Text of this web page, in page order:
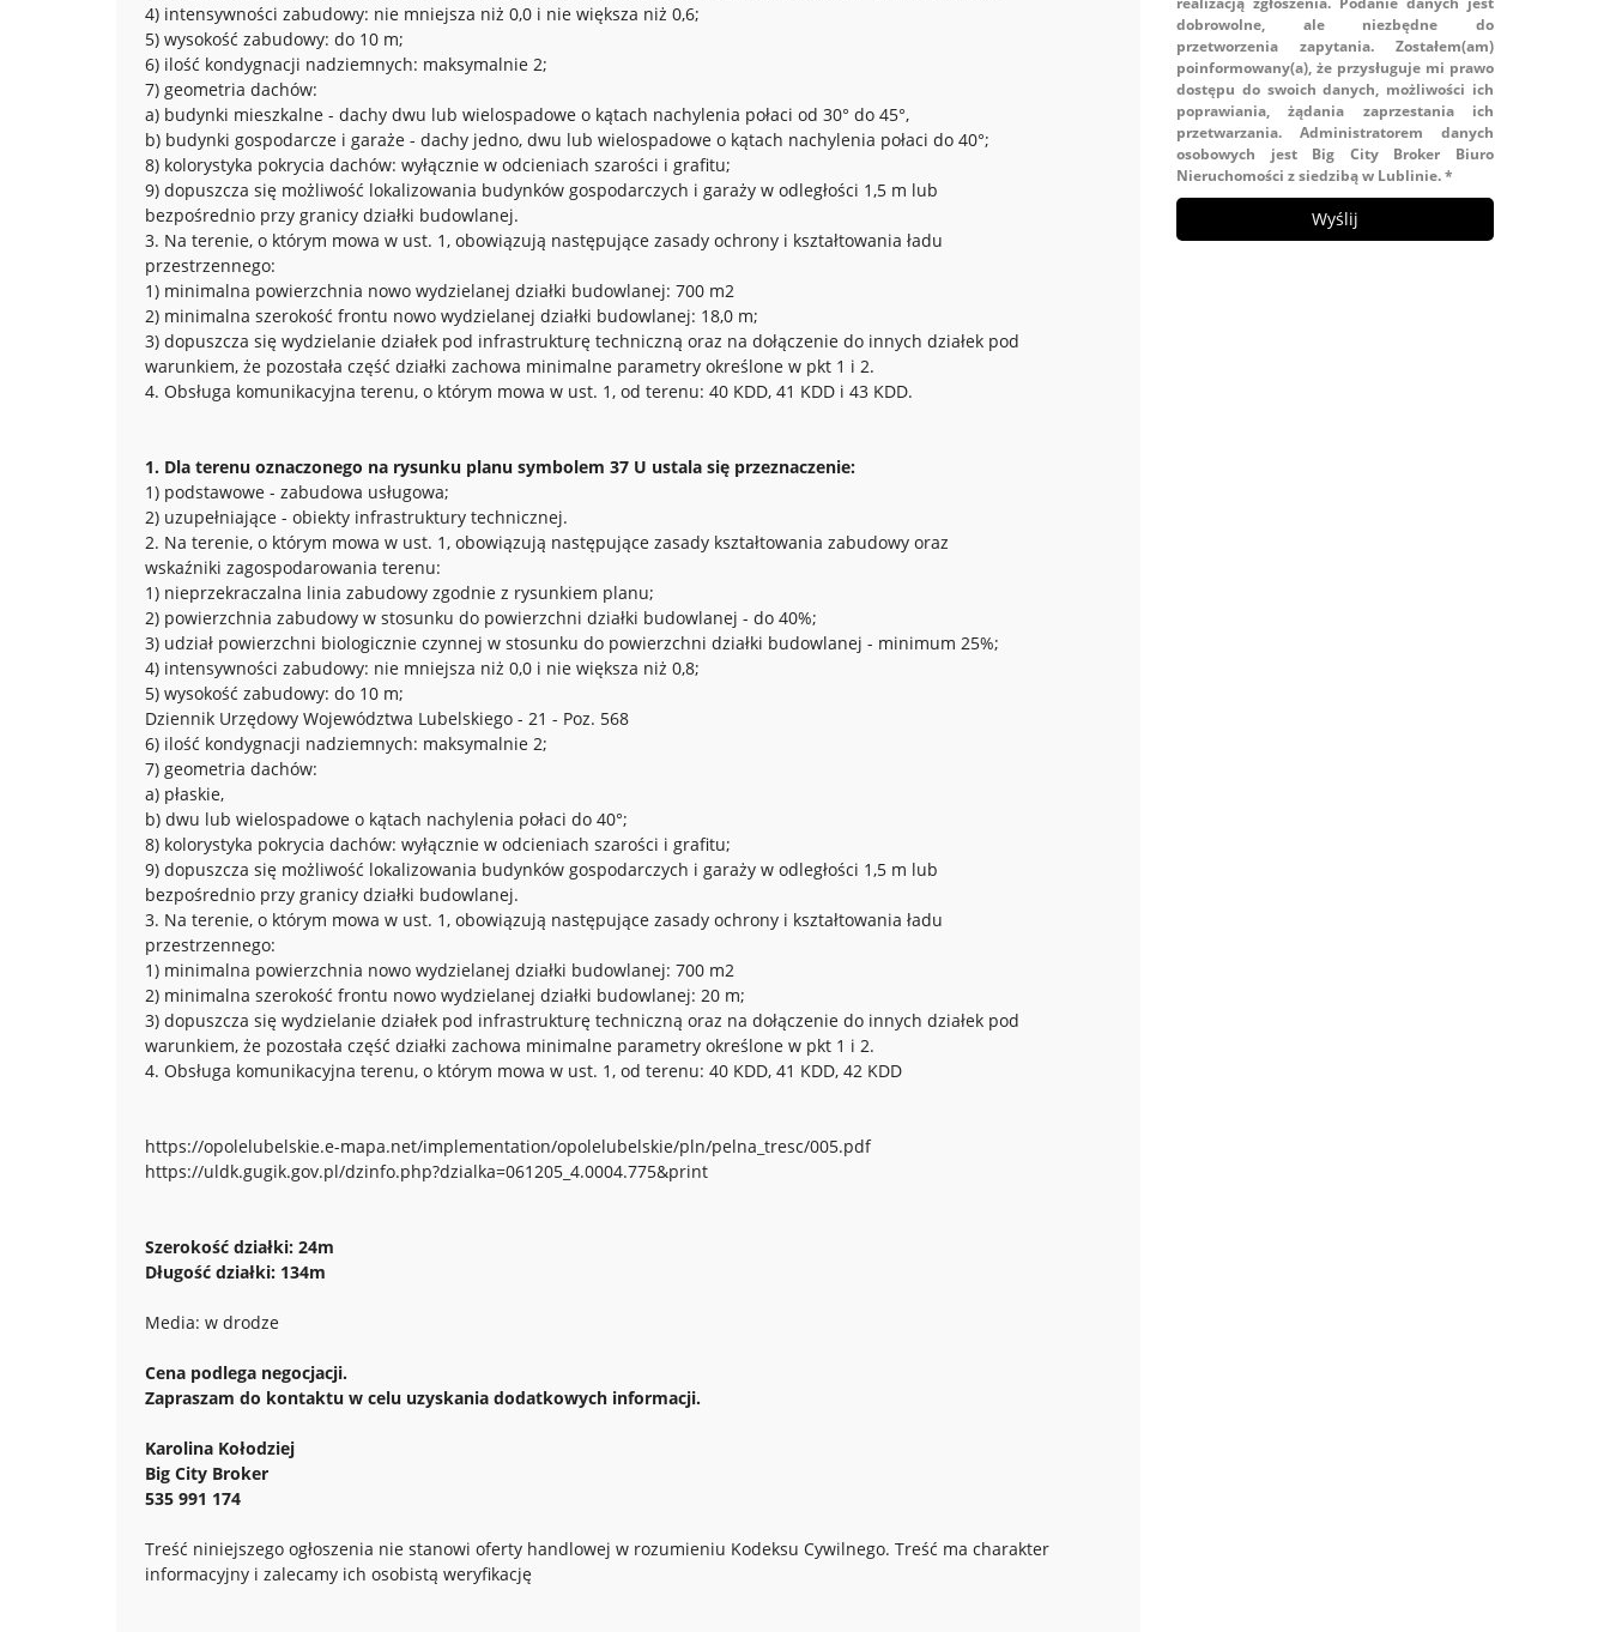
4) intensywności zabudowy: nie mniejsza niż 0,0 i nie większa niż 0,6;
5) wysokość zabudowy: do 10 m;
6) ilość kondygnacji nadziemnych: maksymalnie 2;
7) geometria dachów:
a) budynki mieszkalne - dachy dwu lub wielospadowe o kątach nachylenia połaci od 30° do 45°,
b) budynki gospodarcze i garaże - dachy jedno, dwu lub wielospadowe o kątach nachylenia połaci do 40°;
8) kolorystyka pokrycia dachów: wyłącznie w odcieniach szarości i grafitu;
9) dopuszcza się możliwość lokalizowania budynków gospodarczych i garaży w odległości 1,5 m lub
bezpośrednio przy granicy działki budowlanej.
3. Na terenie, o którym mowa w ust. 1, obowiązują następujące zasady ochrony i kształtowania ładu
przestrzennego:
1) minimalna powierzchnia nowo wydzielanej działki budowlanej: 700 m2
2) minimalna szerokość frontu nowo wydzielanej działki budowlanej: 18,0 m;
3) dopuszcza się wydzielanie działek pod infrastrukturę techniczną oraz na dołączenie do innych działek pod
warunkiem, że pozostała część działki zachowa minimalne parametry określone w pkt 1 i 2.
4. Obsługa komunikacyjna terenu, o którym mowa w ust. 1, od terenu: 40 KDD, 41 KDD i 43 KDD.
1. Dla terenu oznaczonego na rysunku planu symbolem 37 U ustala się przeznaczenie:
1) podstawowe - zabudowa usługowa;
2) uzupełniające - obiekty infrastruktury technicznej.
2. Na terenie, o którym mowa w ust. 1, obowiązują następujące zasady kształtowania zabudowy oraz
wskaźniki zagospodarowania terenu:
1) nieprzekraczalna linia zabudowy zgodnie z rysunkiem planu;
2) powierzchnia zabudowy w stosunku do powierzchni działki budowlanej - do 40%;
3) udział powierzchni biologicznie czynnej w stosunku do powierzchni działki budowlanej - minimum 25%;
4) intensywności zabudowy: nie mniejsza niż 0,0 i nie większa niż 0,8;
5) wysokość zabudowy: do 10 m;
Dziennik Urzędowy Województwa Lubelskiego - 21 - Poz. 568
6) ilość kondygnacji nadziemnych: maksymalnie 2;
7) geometria dachów:
a) płaskie,
b) dwu lub wielospadowe o kątach nachylenia połaci do 40°;
8) kolorystyka pokrycia dachów: wyłącznie w odcieniach szarości i grafitu;
9) dopuszcza się możliwość lokalizowania budynków gospodarczych i garaży w odległości 1,5 m lub
bezpośrednio przy granicy działki budowlanej.
3. Na terenie, o którym mowa w ust. 1, obowiązują następujące zasady ochrony i kształtowania ładu
przestrzennego:
1) minimalna powierzchnia nowo wydzielanej działki budowlanej: 700 m2
2) minimalna szerokość frontu nowo wydzielanej działki budowlanej: 20 m;
3) dopuszcza się wydzielanie działek pod infrastrukturę techniczną oraz na dołączenie do innych działek pod
warunkiem, że pozostała część działki zachowa minimalne parametry określone w pkt 1 i 2.
4. Obsługa komunikacyjna terenu, o którym mowa w ust. 1, od terenu: 40 KDD, 41 KDD, 42 KDD
https://opolelubelskie.e-mapa.net/implementation/opolelubelskie/pln/pelna_tresc/005.pdf
https://uldk.gugik.gov.pl/dzinfo.php?dzialka=061205_4.0004.775&print
Szerokość działki: 24m
Długość działki: 134m
Media: w drodze
Cena podlega negocjacji.
Zapraszam do kontaktu w celu uzyskania dodatkowych informacji.
Karolina Kołodziej
Big City Broker
535 991 174
Treść niniejszego ogłoszenia nie stanowi oferty handlowej w rozumieniu Kodeksu Cywilnego. Treść ma charakter
informacyjny i zalecamy ich osobistą weryfikację
dobrowolne, ale niezbędne do
przetworzenia zapytania. Zostałem(am)
poinformowany(a), że przysługuje mi prawo
dostępu do swoich danych, możliwości ich
poprawiania, żądania zaprzestania ich
przetwarzania. Administratorem danych
osobowych jest Big City Broker Biuro
Nieruchomości z siedzibą w Lublinie. *